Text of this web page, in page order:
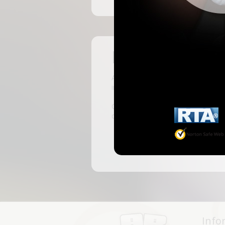
Pas encore
ABKingdom est le site français de
inscrivant, vous pourrez accéder
C'est rapide et gratuit, des milliers
discussions, faire des rencontres,